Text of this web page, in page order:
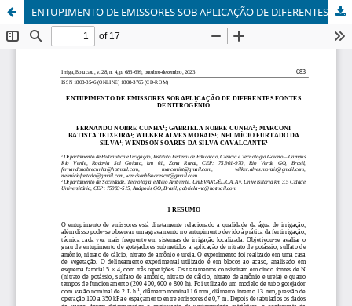
ENTUPIMENTO DE EMISSORES SOB APLICAÇÃO DE DIFERENTES FONTES DE NITROGÊNIO